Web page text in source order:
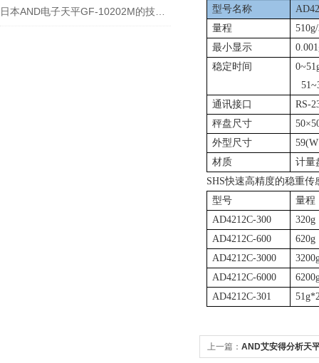
型号名称
量程
最小显示
稳定时间
通讯接口
RS-
秤盘尺寸
50×
外型尺寸
材质
计量
SHS快速高精度的稳重传
型号
量程
AD4212C-300
320g
AD4212C-600
620g
AD4212C-3000
AD4212C-6000
AD4212C-301
上一篇： AND艾安得分析天